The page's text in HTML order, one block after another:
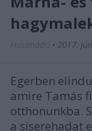
• 2017.
Egerben
amire Tamás
otthonunkba.
a siserehadat